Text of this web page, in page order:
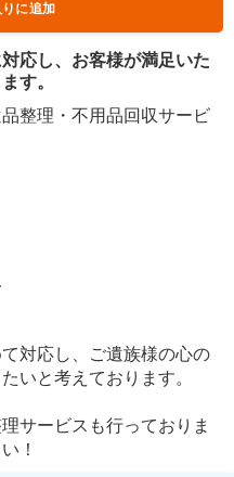
に追加
応し、お客様が満足いた
す。
整理・不用品回収サービ
対応し、ご遺族様の心の
いと考えております。
サービスも行っておりま
！